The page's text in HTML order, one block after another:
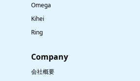
Omega
Kihei
Ring
Company
会社概要